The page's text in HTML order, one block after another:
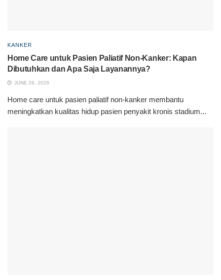
KANKER
Home Care untuk Pasien Paliatif Non-Kanker: Kapan
Dibutuhkan dan Apa Saja Layanannya?
JUNE 26, 2026
Home care untuk pasien paliatif non-kanker membantu
meningkatkan kualitas hidup pasien penyakit kronis stadium...